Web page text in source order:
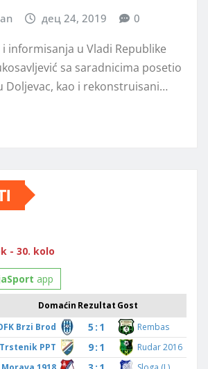
дец 24, 2019 0
informisanja u Vladi Republike
sa saradnicima posetio
Doljevac, kao i rekonstruisani…